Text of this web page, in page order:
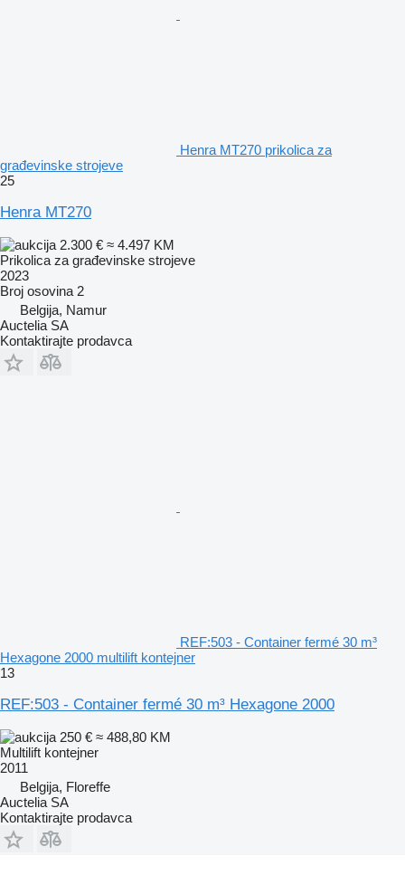
Henra MT270 prikolica za
građevinske strojeve
25
Henra MT270
2.300 € ≈ 4.497 KM
Prikolica za građevinske strojeve
2023
Broj osovina 2
Belgija, Namur
Auctelia SA
Kontaktirajte prodavca
REF:503 - Container fermé 30 m³
Hexagone 2000 multilift kontejner
13
REF:503 - Container fermé 30 m³ Hexagone 2000
250 € ≈ 488,80 KM
Multilift kontejner
2011
Belgija, Floreffe
Auctelia SA
Kontaktirajte prodavca